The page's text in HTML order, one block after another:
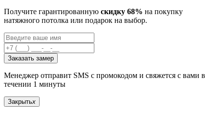
Получите гарантированную скидку 68% на покупку
натяжного потолка или подарок на выбор.
Заказать замер
Менеджер отправит SMS с промокодом и свяжется с вами в
течении 1 минуты
Закрытьx